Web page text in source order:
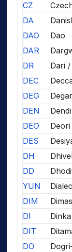
CZ
DA
DAO
Dao
DAR
DR
Dari
DEC
DEG
DEN
Dendi
DEO
Deori
DES
DH
DD
YUN
DIM
DI
Dinka
DIT
DO